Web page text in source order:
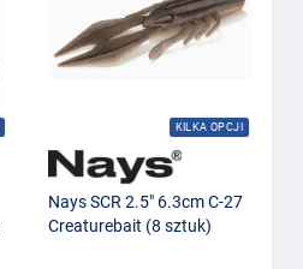
KILKA OPCJI
Nays SCR 2.5" 6.3cm C-27
Creaturebait (8 sztuk)